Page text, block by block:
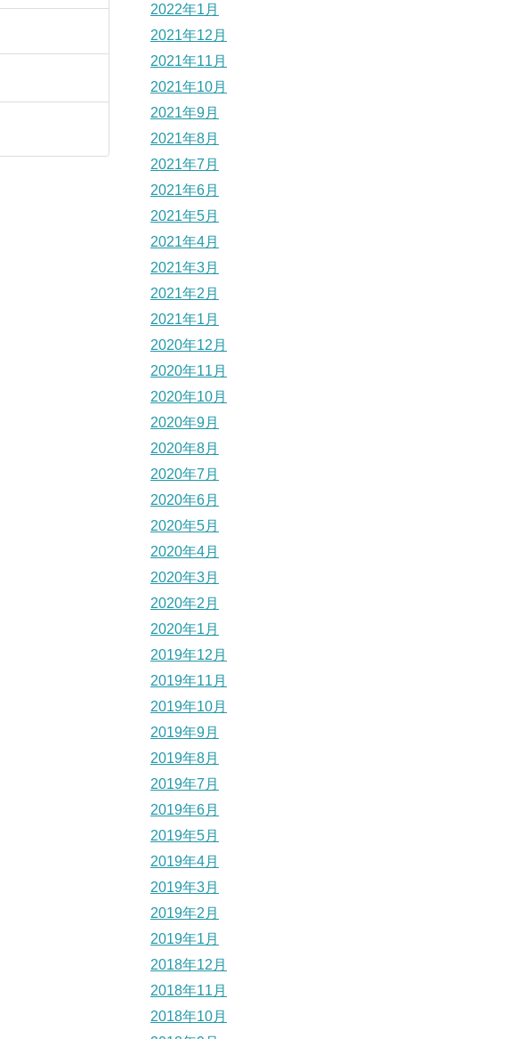
2022年1月
2021年12月
2021年11月
2021年10月
2021年9月
2021年8月
2021年7月
2021年6月
2021年5月
2021年4月
2021年3月
2021年2月
2021年1月
2020年12月
2020年11月
2020年10月
2020年9月
2020年8月
2020年7月
2020年6月
2020年5月
2020年4月
2020年3月
2020年2月
2020年1月
2019年12月
2019年11月
2019年10月
2019年9月
2019年8月
2019年7月
2019年6月
2019年5月
2019年4月
2019年3月
2019年2月
2019年1月
2018年12月
2018年11月
2018年10月